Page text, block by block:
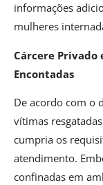
informações
mulheres
Cárcere Privado
Encontadas
De acordo com o
vítimas
cumpria os
atendimento.
confinadas em